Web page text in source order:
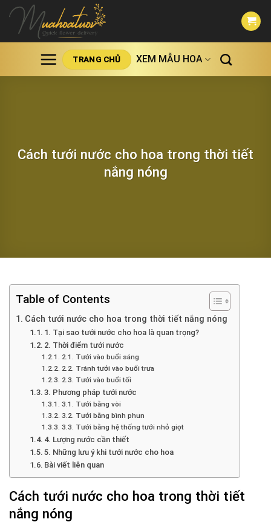
Skip
content
TRANG CHỦ XEM MẪU HOA
Cách tưới nước cho hoa trong thời tiết
nắng nóng
Table of Contents
Cách tưới nước cho hoa trong thời tiết nắng nóng
1. Tại sao tưới nước cho hoa là quan trọng?
2. Thời điểm tưới nước
2.1. Tưới vào buổi sáng
2.2. Tránh tưới vào buổi trưa
2.3. Tưới vào buổi tối
3. Phương pháp tưới nước
3.1. Tưới bằng vòi
3.2. Tưới bằng bình phun
3.3. Tưới bằng hệ thống tưới nhỏ giọt
4. Lượng nước cần thiết
5. Những lưu ý khi tưới nước cho hoa
Bài viết liên quan
Cách tưới nước cho hoa trong thời tiết
nắng nóng